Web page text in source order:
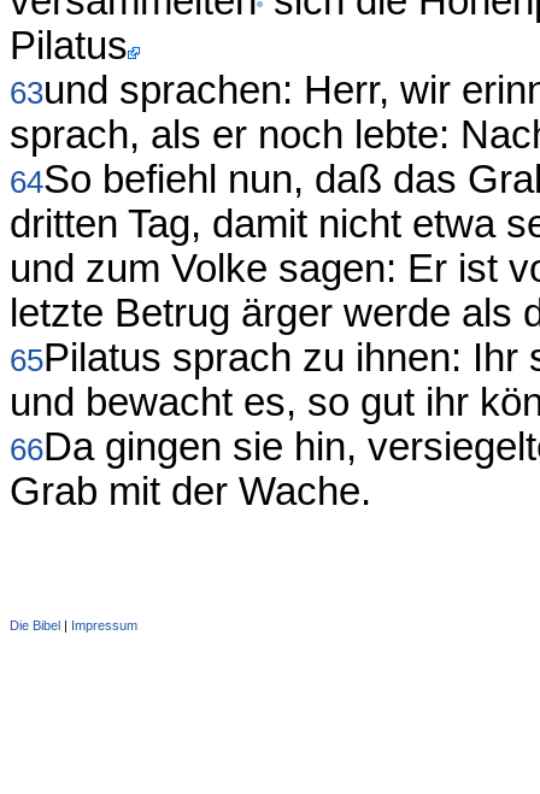
Pilatus
63und sprachen: Herr, wir
sprach, als er noch lebte:
64So befiehl nun, daß das
dritten Tag, damit nicht etwa
und zum Volke sagen: Er ist
letzte Betrug ärger werde als
65Pilatus sprach zu ihnen: Ihr
und bewacht es, so gut ihr
66Da gingen sie hin,
Grab mit der Wache.
Die Bibel | Impressum